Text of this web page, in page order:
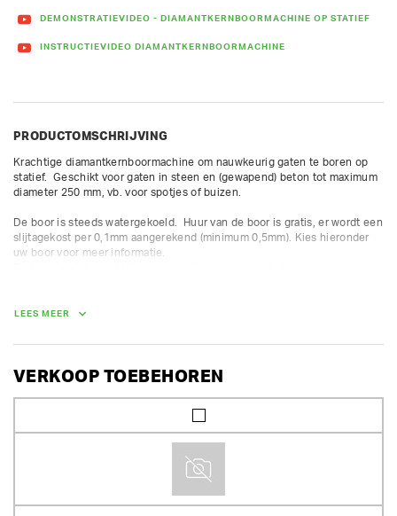
DEMONSTRATIEVIDEO - DIAMANTKERNBOORMACHINE OP STATIEF
INSTRUCTIEVIDEO DIAMANTKERNBOORMACHINE
PRODUCTOMSCHRIJVING
Krachtige diamantkernboormachine om nauwkeurig gaten te boren op
statief.  Geschikt voor gaten in steen en (gewapend) beton tot maximum
diameter 250 mm, vb. voor spotjes of buizen.
De boor is steeds watergekoeld.  Huur van de boor is gratis, er wordt een
slijtagekost per 0,1mm aangerekend (minimum 0,5mm). Kies hieronder
uw boor voor meer informatie.
2300 W - 220 V - 450-900 tr/min
incl. kraankoppeling 3/4" vr
incl. Ontspanningsring
1 (600 tpm) voor boren dia. 100 - 250 mm
LEES MEER
VERKOOP TOEBEHOREN